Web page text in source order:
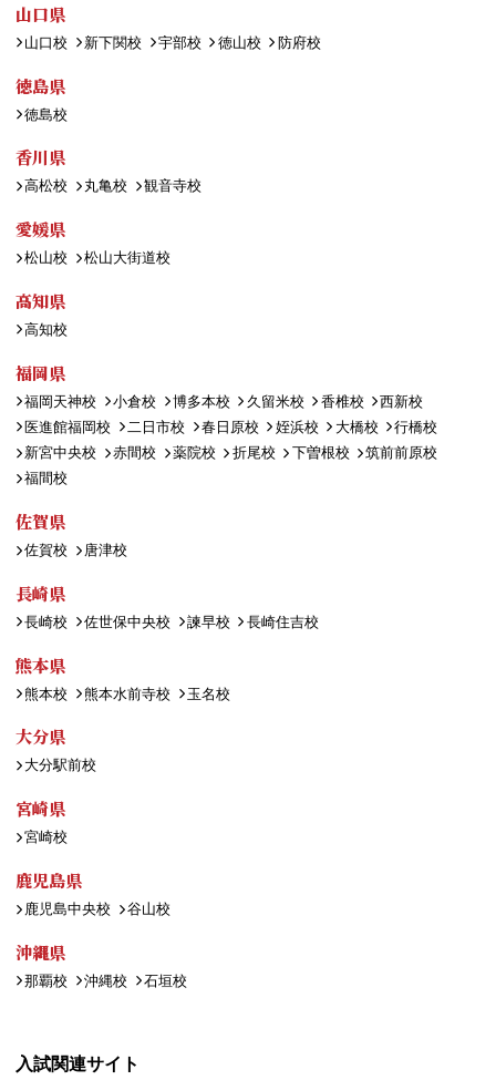
山口県
山口校 新下関校 宇部校 徳山校 防府校
徳島県
徳島校
香川県
高松校 丸亀校 観音寺校
愛媛県
松山校 松山大街道校
高知県
高知校
福岡県
福岡天神校 小倉校 博多本校 久留米校 香椎校
西新校
医進館福岡校
二日市校 春日原校 姪浜校 大橋校
行橋校
新宮中央校
赤間校 薬院校 折尾校 下曽根校
筑前前原校
福間校
佐賀県
佐賀校 唐津校
長崎県
長崎校 佐世保中央校 諫早校 長崎住吉校
熊本県
熊本校 熊本水前寺校 玉名校
大分県
大分駅前校
宮崎県
宮崎校
鹿児島県
鹿児島中央校 谷山校
沖縄県
那覇校 沖縄校 石垣校
入試関連サイト